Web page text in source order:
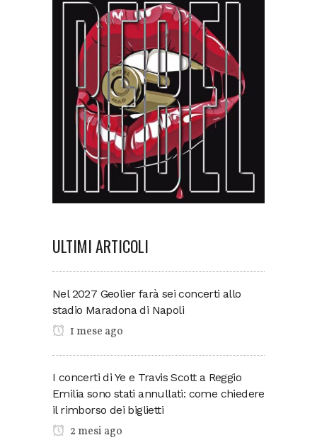
ULTIMI ARTICOLI
Nel 2027 Geolier farà sei concerti allo
stadio Maradona di Napoli
1 mese ago
I concerti di Ye e Travis Scott a Reggio
Emilia sono stati annullati: come chiedere
il rimborso dei biglietti
2 mesi ago